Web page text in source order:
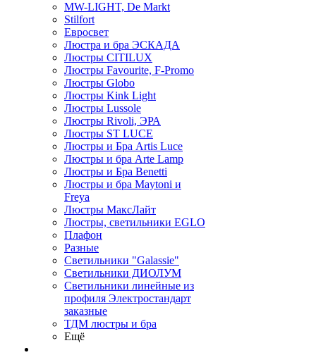
MW-LIGHT, De Markt
Stilfort
Евросвет
Люстра и бра ЭСКАДА
Люстры CITILUX
Люстры Favourite, F-Promo
Люстры Globo
Люстры Kink Light
Люстры Lussole
Люстры Rivoli, ЭРА
Люстры ST LUCE
Люстры и Бра Artis Luce
Люстры и бра Arte Lamp
Люстры и Бра Benetti
Люстры и бра Maytoni и
Freya
Люстры МаксЛайт
Люстры, светильники EGLO
Плафон
Разные
Светильники "Galassie"
Светильники ДИОЛУМ
Светильники линейные из
профиля Электростандарт
заказные
ТДМ люстры и бра
Ещё